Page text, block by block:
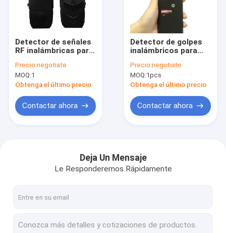
Detector de señales
RF inalámbricas para
de cámaras espías
Precio:negotiate
MOQ:1
Obtenga el último precio
Contactar ahora
Detector de golpes
inalámbricos para
con cámara oculta
inalámbrica
Precio:negotiate
MOQ:1pcs
Obtenga el último precio
Contactar ahora
Deja Un Mensaje
Le Responderemos Rápidamente